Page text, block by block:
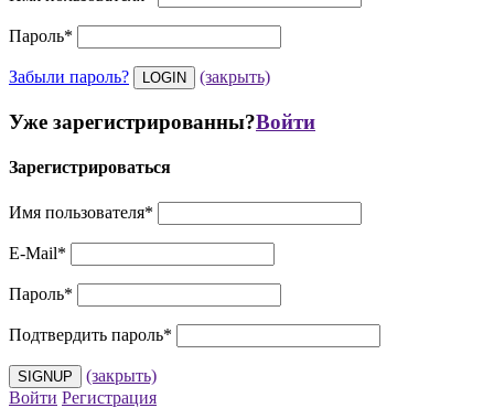
Пароль*
Забыли пароль? (закрыть)
Уже зарегистрированны?Войти
Зарегистрироваться
Имя пользователя*
E-Mail*
Пароль*
Подтвердить пароль*
(закрыть)
Войти Регистрация